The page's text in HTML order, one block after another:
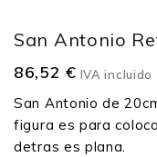
San Antonio
86,52 € IVA incluido
San Antonio de
figura es para
detras es plana.